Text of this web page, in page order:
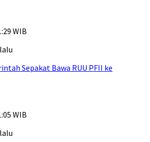
WIB
Sepakat Bawa RUU PFII ke
WIB